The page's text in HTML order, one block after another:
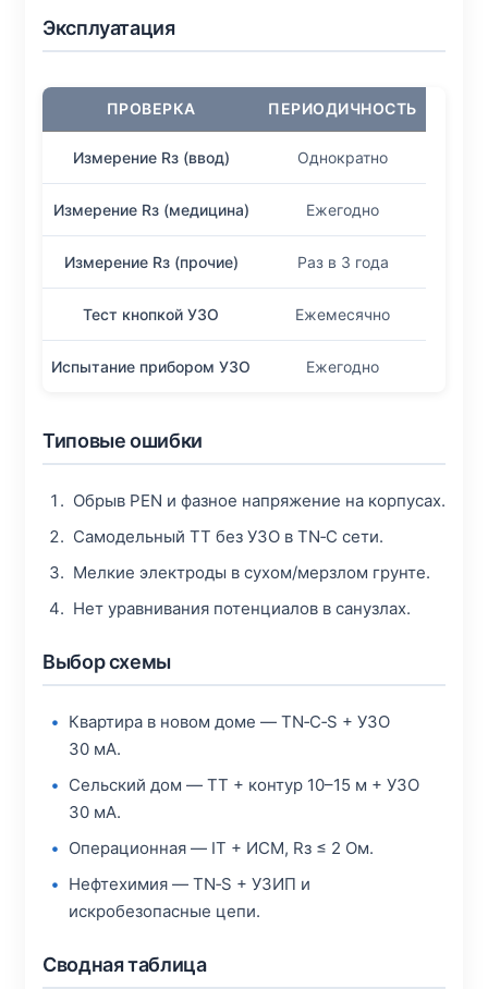
Эксплуатация
ПРОВЕРКА ПЕРИОДИЧНОСТЬ
Измерение Rз (ввод) Однократно
Измерение Rз (медицина) Ежегодно
Измерение Rз (прочие) Раз в 3 года
Тест кнопкой УЗО Ежемесячно
Испытание прибором УЗО Ежегодно
Типовые ошибки
Обрыв PEN и фазное напряжение на корпусах.
Самодельный TT без УЗО в TN‑C сети.
Мелкие электроды в сухом/мерзлом грунте.
Нет уравнивания потенциалов в санузлах.
Выбор схемы
Квартира в новом доме — TN‑C‑S + УЗО
30 мА.
Сельский дом — TT + контур 10–15 м + УЗО
30 мА.
Операционная — IT + ИСМ, Rз ≤ 2 Ом.
Нефтехимия — TN‑S + УЗИП и
искробезопасные цепи.
Сводная таблица